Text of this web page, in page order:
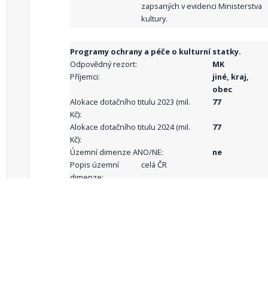
zapsaných v evidenci Ministerstva
kultury.
Programy ochrany a péče o kulturní statky.
Odpovědný rezort:
MK
Příjemci:
jiné, kraj,
obec
Alokace dotačního titulu 2023 (mil.
Kč):
77
Alokace dotačního titulu 2024 (mil.
Kč):
77
Územní dimenze ANO/NE:
ne
Popis územní
dimenze:
celá ČR